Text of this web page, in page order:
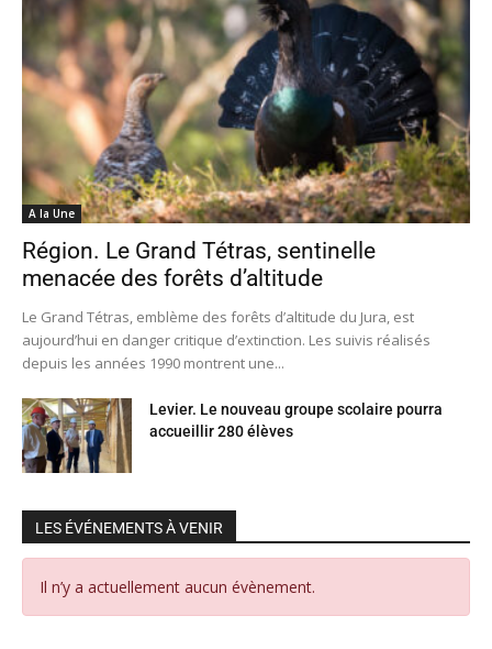
A la Une
Région. Le Grand Tétras, sentinelle
menacée des forêts d’altitude
Le Grand Tétras, emblème des forêts d’altitude du Jura, est
aujourd’hui en danger critique d’extinction. Les suivis réalisés
depuis les années 1990 montrent une...
Levier. Le nouveau groupe scolaire pourra
accueillir 280 élèves
LES ÉVÉNEMENTS À VENIR
Il n’y a actuellement aucun évènement.